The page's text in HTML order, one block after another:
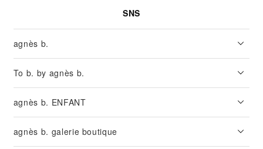
SNS
agnès b.
To b. by agnès b.
agnès b. ENFANT
agnès b. galerie boutique